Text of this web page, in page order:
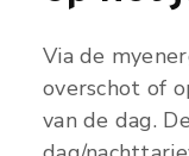
Via de
overschot of
van de dag.